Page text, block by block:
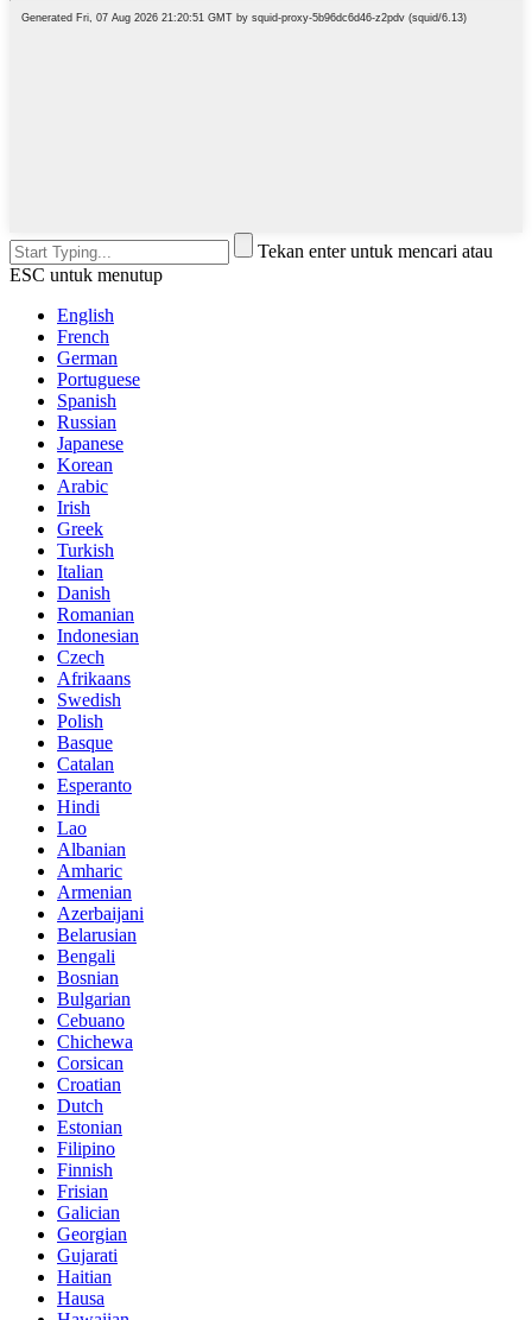
Tekan enter untuk mencari atau
ESC untuk menutup
English
French
German
Portuguese
Spanish
Russian
Japanese
Korean
Arabic
Irish
Greek
Turkish
Italian
Danish
Romanian
Indonesian
Czech
Afrikaans
Swedish
Polish
Basque
Catalan
Esperanto
Hindi
Lao
Albanian
Amharic
Armenian
Azerbaijani
Belarusian
Bengali
Bosnian
Bulgarian
Cebuano
Chichewa
Corsican
Croatian
Dutch
Estonian
Filipino
Finnish
Frisian
Galician
Georgian
Gujarati
Haitian
Hausa